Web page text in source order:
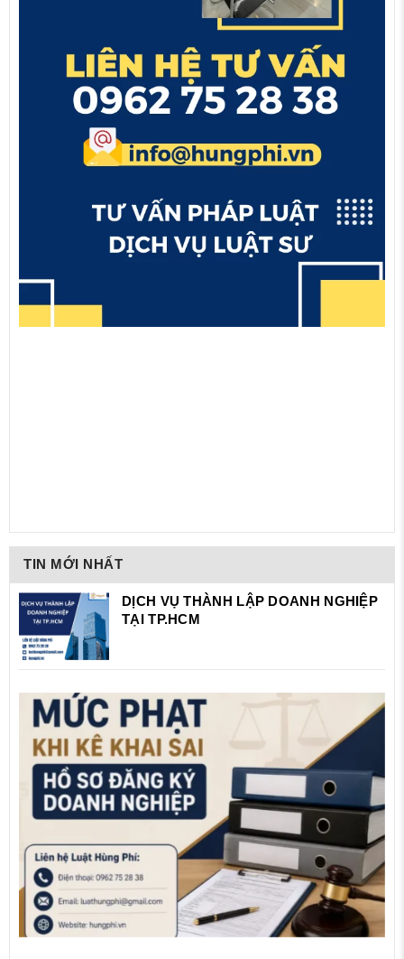
TIN MỚI NHẤT
DỊCH VỤ THÀNH LẬP DOANH NGHIỆP
TẠI TP.HCM